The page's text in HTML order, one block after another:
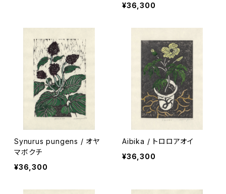
¥36,300
Synurus pungens / オヤ
マボクチ
¥36,300
Aibika / トロロアオイ
¥36,300